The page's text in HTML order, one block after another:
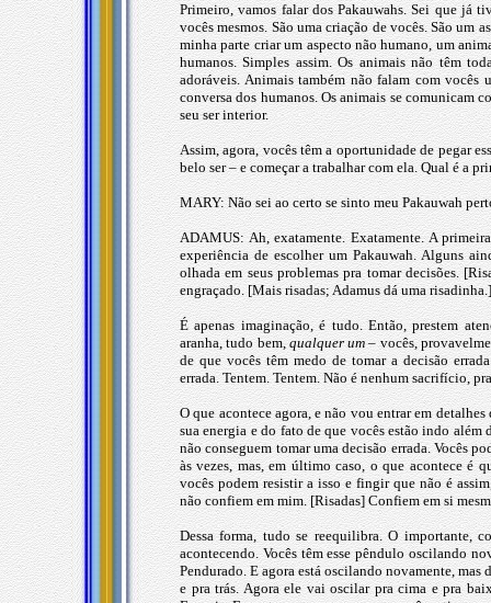
Primeiro, vamos falar dos Pakauwahs. Sei que já
vocês mesmos. São uma criação de vocês. São um
minha parte criar um aspecto não humano, um
humanos. Simples assim. Os animais não têm
adoráveis. Animais também não falam com
conversa dos humanos. Os animais se comunicam
seu ser interior.
Assim, agora, vocês têm a oportunidade de pegar
belo ser – e começar a trabalhar com ela. Qual é a
MARY: Não sei ao certo se sinto meu Pakauwah
ADAMUS: Ah, exatamente. Exatamente. A
experiência de escolher um Pakauwah. Alguns
olhada em seus problemas pra tomar decisões.
engraçado. [Mais risadas; Adamus dá uma risadinha.]
É apenas imaginação, é tudo. Então, prestem
aranha, tudo bem,qualquer um– vocês,
de que vocês têm medo de tomar a decisão
errada. Tentem. Tentem. Não é nenhum sacrifício,
O que acontece agora, e não vou entrar em
sua energia e do fato de que vocês estão indo
não conseguem tomar uma decisão errada. Vocês
às vezes, mas, em último caso, o que acontece é
vocês podem resistir a isso e fingir que não é
não confiem em mim. [Risadas] Confiem em si
Dessa forma, tudo se reequilibra. O importante,
acontecendo. Vocês têm esse pêndulo oscilando
Pendurado. E agora está oscilando novamente,
e pra trás. Agora ele vai oscilar pra cima e pra